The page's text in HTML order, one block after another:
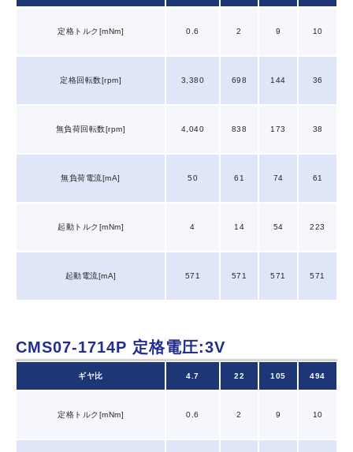
定格トルク[mNm] 0.6 2 9 10
定格回転数[rpm] 3,380 698 144 36
無負荷回転数[rpm] 4,040 838 173 38
無負荷電流[mA] 50 61 74 61
起動トルク[mNm] 4 14 54 223
起動電流[mA] 571 571 571 571
CMS07-1714P 定格電圧:3V
ギヤ比 4.7 22 105 494
定格トルク[mNm] 0.6 2 9 10